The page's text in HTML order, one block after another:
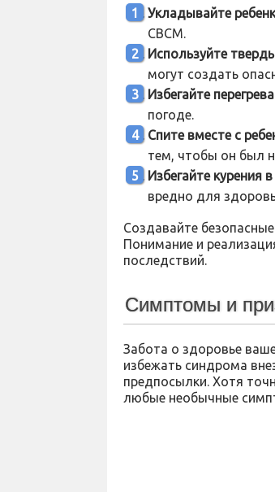
Укладывайте
СВСМ.
Используйте
могут создать
Избегайте перегрева
погоде.
Спите вместе с
тем, чтобы он был
Избегайте курения
вредно для
Создавайте
Понимание и
последствий.
Симптомы и
Забота о здоровье
избежать синдрома
предпосылки. Хотя
любые необычные